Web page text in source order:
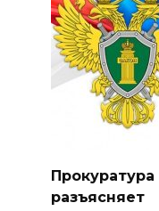
разъясняет